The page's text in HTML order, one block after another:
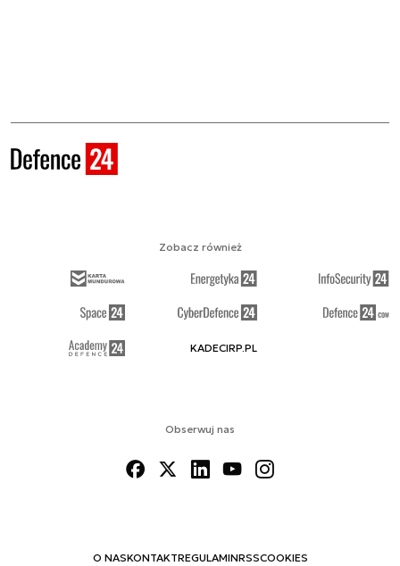
Obserwuj nas
O NASKONTAKTREGULAMINRSSCOOKIES
Zobacz również
KADECIRP.PL